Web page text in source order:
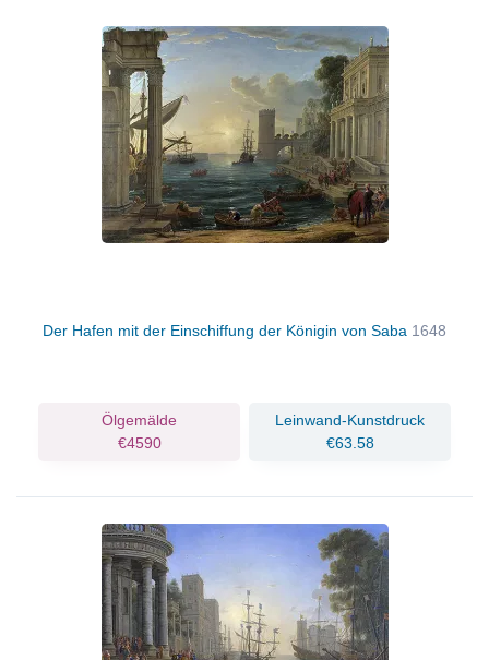
Der Hafen mit der Einschiffung der Königin von Saba 1648
Ölgemälde
€4590
Leinwand-Kunstdruck
€63.58